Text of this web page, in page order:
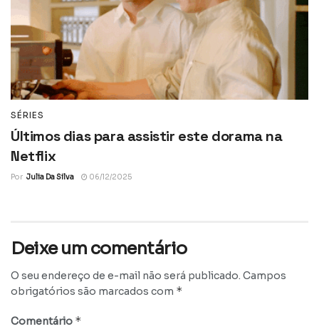
SÉRIES
Últimos dias para assistir este dorama na
Netflix
Por Julia Da Silva 06/12/2025
Deixe um comentário
O seu endereço de e-mail não será publicado. Campos
obrigatórios são marcados com *
Comentário *